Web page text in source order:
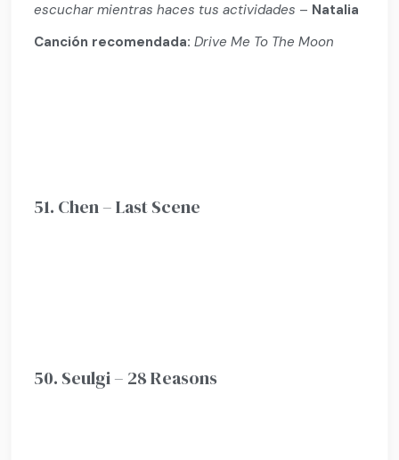
escuchar mientras haces tus actividades – Natalia
Canción recomendada: Drive Me To The Moon
51. Chen – Last Scene
50. Seulgi – 28 Reasons